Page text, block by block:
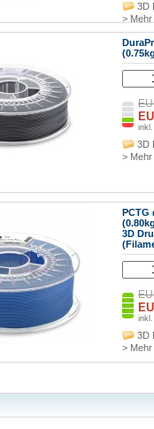
3D
> Mehr
3D
> Mehr
PCTG
3D
3D
> Mehr